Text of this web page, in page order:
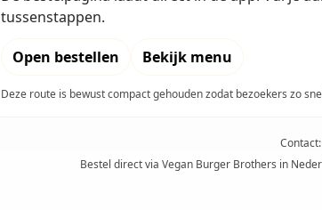
tussenstappen.
Open bestellen Bekijk menu
Deze route is bewust compact gehouden zodat bezoekers zo
Contact:
Bestel direct via Vegan Burger Brothers in